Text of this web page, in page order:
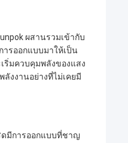
ผสานรวมเข้ากับ
รออกแบบมาให้เป็น
ริ่มควบคุมพลังของแสง
งงานอย่างที่ไม่เคยมี
ดมีการออกแบบที่ชาญ